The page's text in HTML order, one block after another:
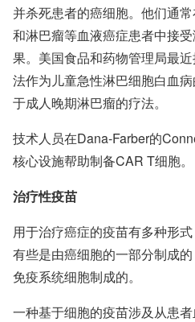
并杀死患者的癌细胞。他们通
和淋巴瘤等血液癌症患者中接
果。美国食品和药物管理局最
法作为儿童急性淋巴细胞白血
于成人晚期淋巴瘤的疗法。
技术人员在Dana-Farber的
核心设施帮助制备CAR T细胞。
治疗性疫苗
用于治疗癌症的疫苗有多种形
有些是由癌细胞的一部分制成
免疫系统细胞制成的。
一种基于细胞的疫苗涉及从患